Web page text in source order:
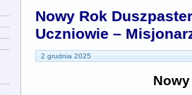
Nowy Rok
Uczniowie –
2 grudnia 2025